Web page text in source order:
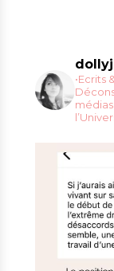
•Ecrits
médias